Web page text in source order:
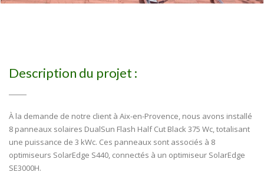
Description du projet :
À la demande de notre client à Aix-en-Provence, nous avons installé
8 panneaux solaires DualSun Flash Half Cut Black 375 Wc, totalisant
une puissance de 3 kWc. Ces panneaux sont associés à 8
optimiseurs SolarEdge S440, connectés à un optimiseur SolarEdge
SE3000H.